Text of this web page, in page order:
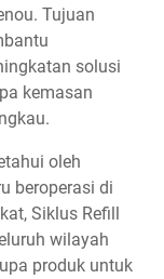
Tujuan
solusi
kemasan
oleh
beroperasi di
Siklus Refill
wilayah
produk untuk